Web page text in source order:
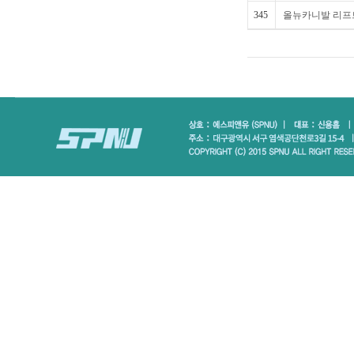
345 올뉴카니발 리